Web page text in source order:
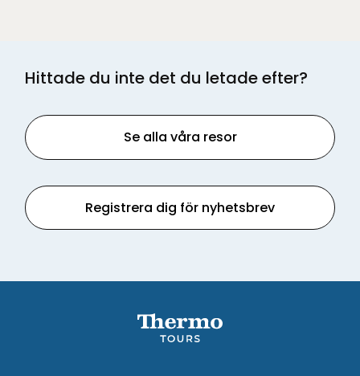
Hittade du inte det du letade efter?
Se alla våra resor
Registrera dig för nyhetsbrev